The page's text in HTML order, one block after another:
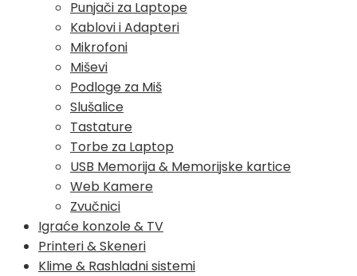
Punjači za Laptope
Kablovi i Adapteri
Mikrofoni
Miševi
Podloge za Miš
Slušalice
Tastature
Torbe za Laptop
USB Memorija & Memorijske kartice
Web Kamere
Zvučnici
Igraće konzole & TV
Printeri & Skeneri
Klime & Rashladni sistemi